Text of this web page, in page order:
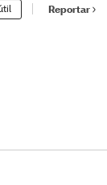
Reportar